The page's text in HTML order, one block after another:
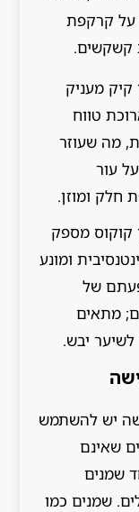
על קרקפת
קשקשים.
קיק מעניק
טווח
מה שעוזר
עור
חלק ומוזן.
קוקוס מספק
ומונע
של
מתאים
לשיער יבש.
יש להשתמש
שאינם
שמנים
שמנים כמו